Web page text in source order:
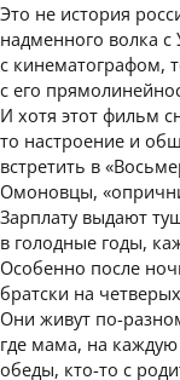
Это не история
надменного волка с
с кинематографом,
с его
И хотя этот фильм
то настроение и
встретить в
Омоновцы,
Зарплату выдают
в голодные годы,
Особенно после
братски на
Они живут по-
где мама, на
обеды, кто-то с